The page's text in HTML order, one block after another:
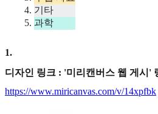
기타
과학
1.
디자인 링크 : '미리캔버스 웹 게시'
https://www.miricanvas.com/v/14xpfbk